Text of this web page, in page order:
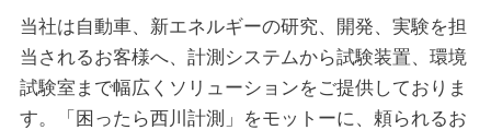
当社は自動車、新エネルギーの研究、開発、実験を担
当されるお客様へ、計測システムから試験装置、環境
試験室まで幅広くソリューションをご提供しておりま
す。「困ったら西川計測」をモットーに、頼られるお